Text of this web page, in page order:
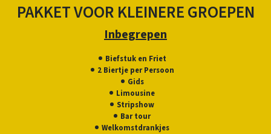
PAKKET VOOR KLEINERE GROEPEN
Inbegrepen
Biefstuk en Friet
2 Biertje per Persoon
Gids
Limousine
Stripshow
Bar tour
Welkomstdrankjes